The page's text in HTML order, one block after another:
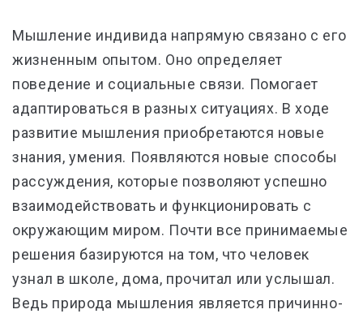
Мышление индивида напрямую связано с его
жизненным опытом. Оно определяет
поведение и социальные связи. Помогает
адаптироваться в разных ситуациях. В ходе
развитие мышления приобретаются новые
знания, умения. Появляются новые способы
рассуждения, которые позволяют успешно
взаимодействовать и функционировать с
окружающим миром. Почти все принимаемые
решения базируются на том, что человек
узнал в школе, дома, прочитал или услышал.
Ведь природа мышления является причинно-